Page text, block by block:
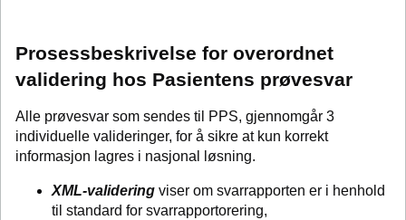
Prosessbeskrivelse for overordnet
validering hos Pasientens prøvesvar
Alle prøvesvar som sendes til PPS, gjennomgår 3
individuelle valideringer, for å sikre at kun korrekt
informasjon lagres i nasjonal løsning.
XML-validering viser om svarrapporten er i henhold
til standard for svarrapportorering,